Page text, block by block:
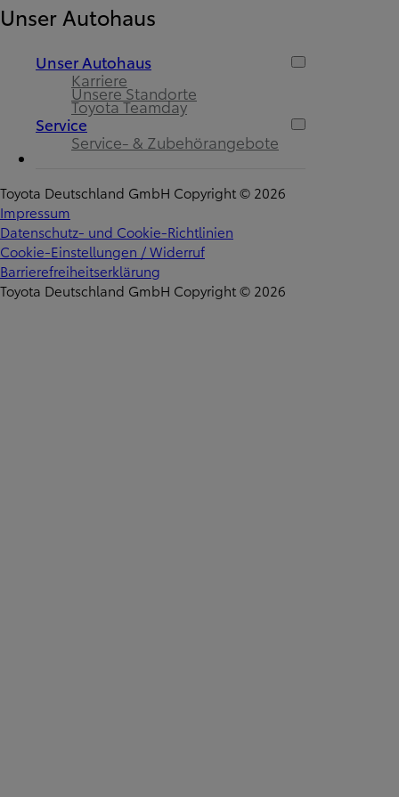
Unser Autohaus
Unser Autohaus
Karriere
Unsere Standorte
Toyota Teamday
Service
Service- & Zubehörangebote
Toyota Deutschland GmbH Copyright © 2026
Impressum
Datenschutz- und Cookie-Richtlinien
Cookie-Einstellungen / Widerruf
Barrierefreiheitserklärung
Toyota Deutschland GmbH Copyright © 2026